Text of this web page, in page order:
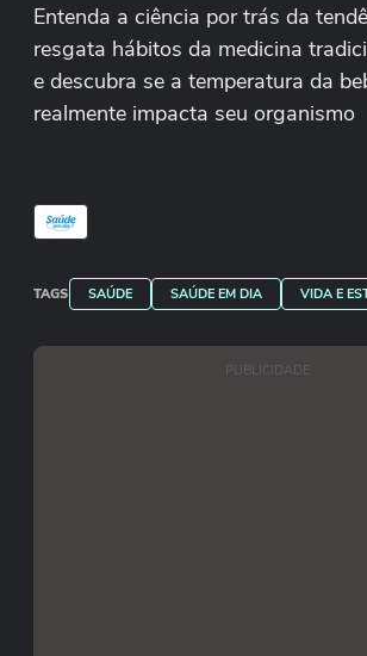
Entenda a ciência por trás da
resgata hábitos da medicina
e descubra se a temperatura da
realmente impacta seu organismo
TAGS SAÚDE SAÚDE EM DIA VIDA E
PUBLICIDADE